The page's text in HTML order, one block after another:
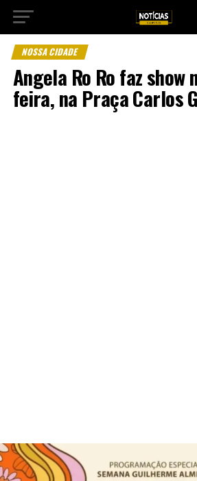
NOSSA CIDADE
Angela Ro Ro faz show
feira, na Praça Carlos